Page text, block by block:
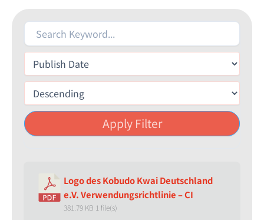
Apply Filter
Logo des Kobudo Kwai Deutschland
e.V. Verwendungsrichtlinie – CI
381.79 KB 1 file(s)